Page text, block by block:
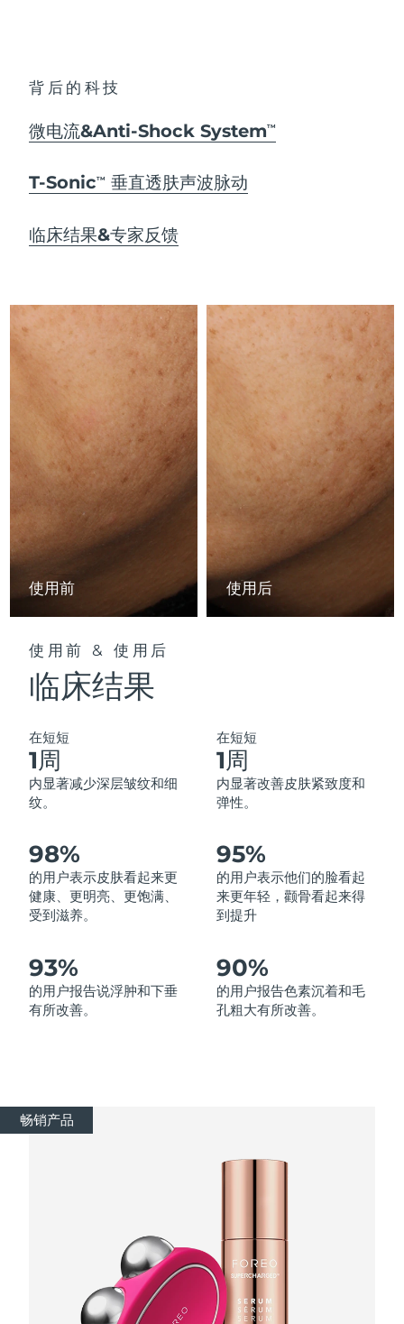
背后的科技
微电流&Anti-Shock SystemTM
T-SonicTM 垂直透肤声波脉动
临床结果&专家反馈
使用前 使用后
使用前 & 使用后
临床结果
在短短
1周
内显著减少深层皱纹和细
纹。
在短短
1周
内显著改善皮肤紧致度和
弹性。
98%
的用户表示皮肤看起来更
健康、更明亮、更饱满、
受到滋养。
95%
的用户表示他们的脸看起
来更年轻，颧骨看起来得
到提升
93%
的用户报告说浮肿和下垂
有所改善。
90%
的用户报告色素沉着和毛
孔粗大有所改善。
畅销产品
All acne treatment devices
All revitalizing eye massagers
KIWI™ 皮肤护理
LUNA™ Dual-Peptide Scalp
Serum
For healthy hair
18% PAP
护肤品 男士
全部购买
FOREO APP
关于我们
日本
泽西岛
科威特 预计送达日期 8/8/26
拉脱维亚 预计送达日期 8/8/26
黎巴嫩 预计送达日期8/9/26
立陶宛 预计送达日期 8/8/26
卢森堡 预计送达日期 8/8/26
中国澳门特别行政区 预计送达日期8/10/26
马来西亚 预计送达日期
马耳他
摩纳哥
荷兰
新西兰 预计送达日期8/8/26
阿曼 预计送达日期8/11/26
菲律宾
波兰 预计送达日期
葡萄牙 预计送达日期
留尼汪
预计送达日期
预计送达日期